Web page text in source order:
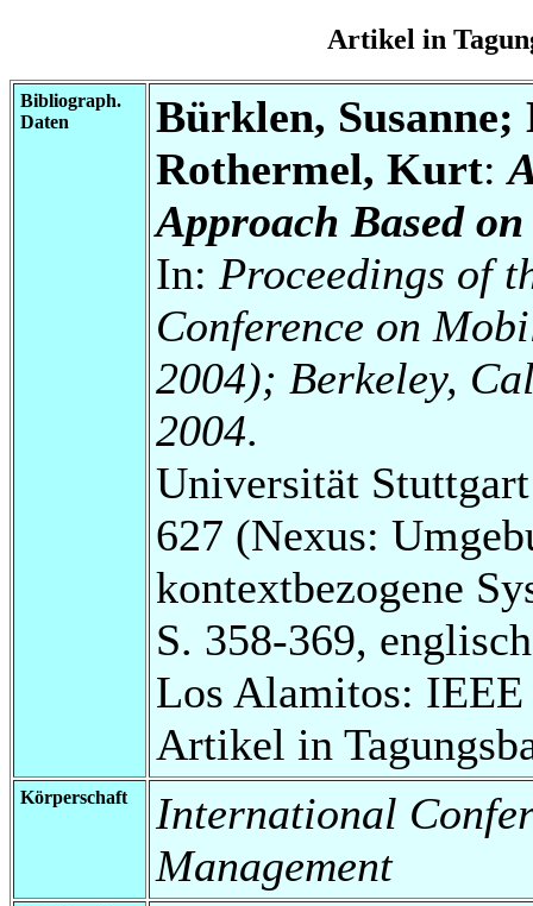
Artikel in
Bibliograph.
Daten
Bürklen,
Rothermel, Kurt:
Approach Based
In: Proceedings of
Conference on
2004); Berkeley,
2004.
Universität
627 (Nexus:
kontextbezogene
S. 358-369,
Los Alamitos: IEEE
Artikel in
Körperschaft
International
Management